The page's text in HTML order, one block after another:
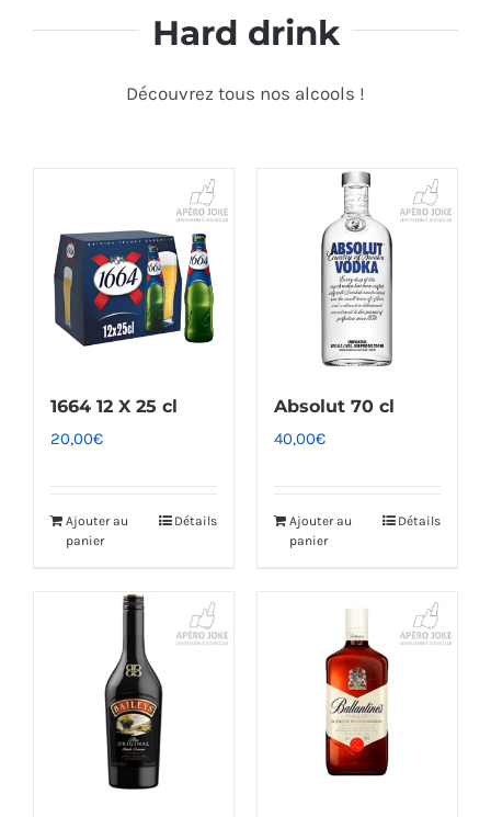
Hard drink
Découvrez tous nos alcools !
1664 12 X 25 cl
20,00€
Ajouter au
panier
Détails
Absolut 70 cl
40,00€
Ajouter au
panier
Détails